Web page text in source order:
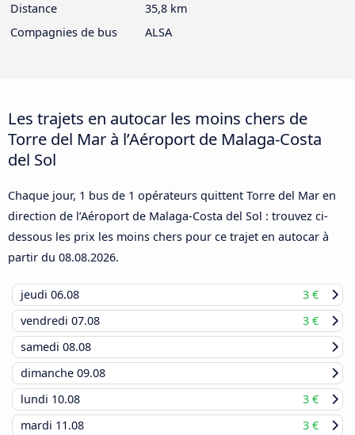
Distance
35,8 km
Compagnies de bus
ALSA
Les trajets en autocar les moins chers de
Torre del Mar à l’Aéroport de Malaga-Costa
del Sol
Chaque jour, 1 bus de 1 opérateurs quittent Torre del Mar en
direction de l’Aéroport de Malaga-Costa del Sol : trouvez ci-
dessous les prix les moins chers pour ce trajet en autocar à
partir du 08.08.2026.
jeudi 06.08
3 €
vendredi 07.08
3 €
samedi 08.08
dimanche 09.08
lundi 10.08
3 €
mardi 11.08 3 €